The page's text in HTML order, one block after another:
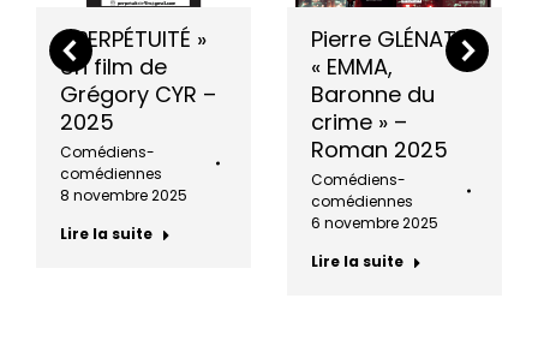
« PERPÉTUITÉ »
Un film de
Grégory CYR –
2025
Comédiens-
comédiennes
8 novembre 2025
Lire la suite
Pierre GLÉNAT –
« EMMA,
Baronne du
crime » –
Roman 2025
Comédiens-
comédiennes
6 novembre 2025
Lire la suite